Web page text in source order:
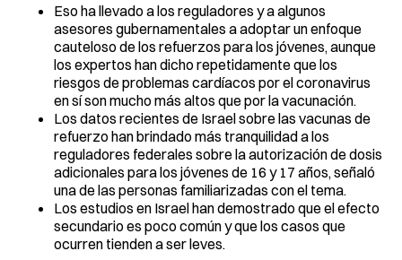
Eso ha llevado a los reguladores y a algunos
asesores gubernamentales a adoptar un enfoque
cauteloso de los refuerzos para los jóvenes, aunque
los expertos han dicho repetidamente que los
riesgos de problemas cardíacos por el coronavirus
en sí son mucho más altos que por la vacunación.
Los datos recientes de Israel sobre las vacunas de
refuerzo han brindado más tranquilidad a los
reguladores federales sobre la autorización de dosis
adicionales para los jóvenes de 16 y 17 años, señaló
una de las personas familiarizadas con el tema.
Los estudios en Israel han demostrado que el efecto
secundario es poco común y que los casos que
ocurren tienden a ser leves.